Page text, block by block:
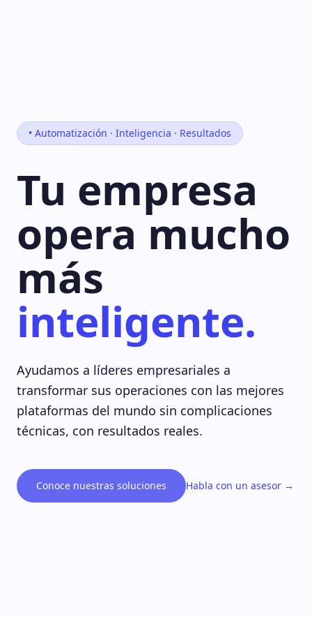
• Automatización · Inteligencia · Resultados
Tu empresa
opera mucho
más
inteligente.
Ayudamos a líderes empresariales a
transformar sus operaciones con las mejores
plataformas del mundo sin complicaciones
técnicas, con resultados reales.
Conoce nuestras soluciones Habla con un asesor →